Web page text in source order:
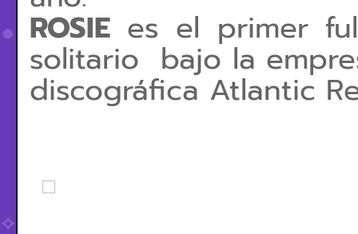
ROSIE es el primer
solitario bajo la
discográfica Atlantic